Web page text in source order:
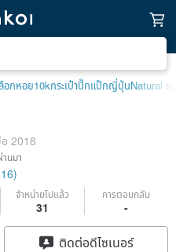
อกหอย10kกระเป๋าปิ๊กแป๊กญี่ปุ่นNatural
2018
นมา
จำหน่ายไปแล้ว
31
การตอบกลับ
-
ติดต่อดีไซเนอร์